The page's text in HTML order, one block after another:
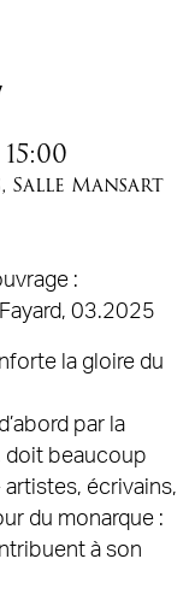
15:00
, Salle Mansart
:
03.2025
la gloire du
par la
doit beaucoup
écrivains,
du monarque :
à son